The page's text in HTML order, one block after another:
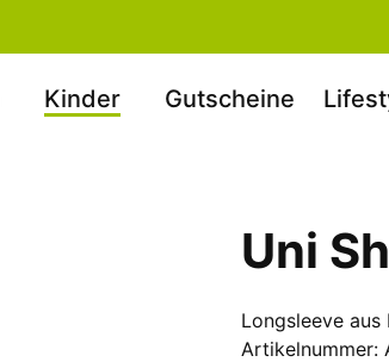
Kinder Gutscheine
Uni
Longsleeve
Artikelnummer: